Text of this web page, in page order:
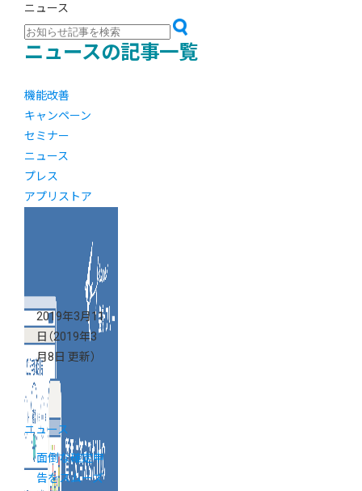
ニュース
ニュースの記事一覧
機能改善
キャンペーン
セミナー
ニュース
プレス
アプリストア
2019年3月11
日 （2019年3
月8日 更新）
ニュース
面倒な確定申
告をスムーズ